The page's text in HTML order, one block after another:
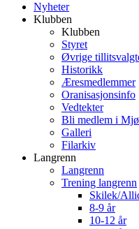
Nyheter
Klubben
Klubben
Styret
Øvrige
Historikk
Æresmedlemmer
Oranisasjonsinfo
Vedtekter
Bli medlem i
Galleri
Filarkiv
Langrenn
Langrenn
Trening langrenn
Skilek/
8-9 år
10-12 år